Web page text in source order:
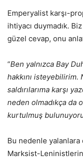
Emperyalist karşı-
ihtiyacı duymadık.
güzel cevap, onu
“Ben yalnızca Bay
hakkını isteyebilirim.
saldırılarıma karşı
neden olmadıkça da
kurtulmuş
Bu nedenle
Marksist-